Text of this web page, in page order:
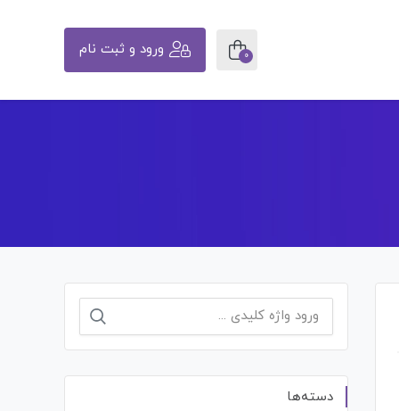
0 ورود و ثبت نام
جستجو
برای:
دسته‌ها